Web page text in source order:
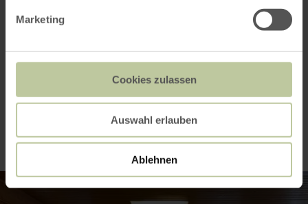
Marketing
Cookies zulassen
Auswahl erlauben
Ablehnen
Impressions